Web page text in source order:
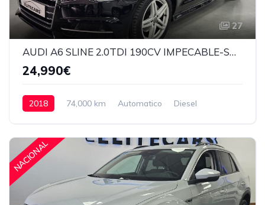
27
AUDI A6 SLINE 2.0TDI 190CV IMPECABLE-SOLO 74.000KM
24,990€
2018 74,000 km Automatico
Diesel
NACIONAL